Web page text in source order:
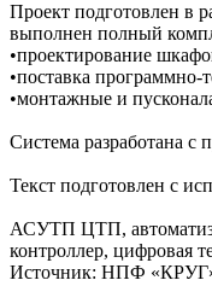
Проект подготовлен в
выполнен полный
•проектирование
•поставка программно-
•монтажные и
Система разработана
Текст подготовлен с
АСУТП ЦТП,
контроллер, цифровая
Источник: НПФ